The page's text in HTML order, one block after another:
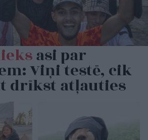
asi par
Viņi testē, cik
drīkst atļauties